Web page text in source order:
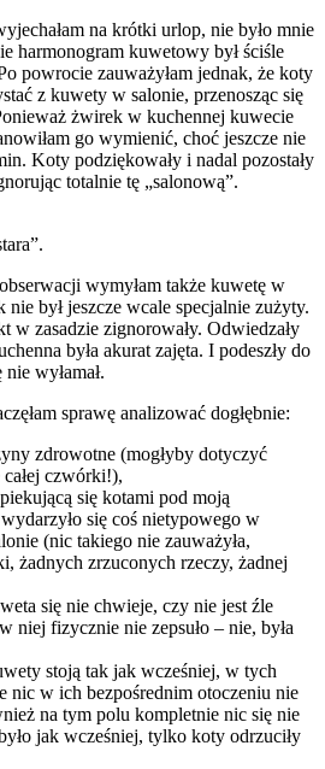
na krótki urlop, nie było mnie
harmonogram kuwetowy był ściśle
powrocie zauważyłam jednak, że koty
z kuwety w salonie, przenosząc się
żwirek w kuchennej kuwecie
go wymienić, choć jeszcze nie
Koty podziękowały i nadal pozostały
totalnie tę „salonową”.
wymyłam także kuwetę w
był jeszcze wcale specjalnie zużyty.
w zasadzie zignorowały. Odwiedzały
była akurat zajęta. I podeszły do
wyłamał.
sprawę analizować dogłębnie:
zdrowotne (mogłyby dotyczyć
czwórki!),
się kotami pod moją
się coś nietypowego w
(nic takiego nie zauważyła,
żadnych zrzuconych rzeczy, żadnej
się nie chwieje, czy nie jest źle
niej fizycznie nie zepsuło – nie, była
stoją tak jak wcześniej, w tych
nic w ich bezpośrednim otoczeniu nie
na tym polu kompletnie nic się nie
jak wcześniej, tylko koty odrzuciły